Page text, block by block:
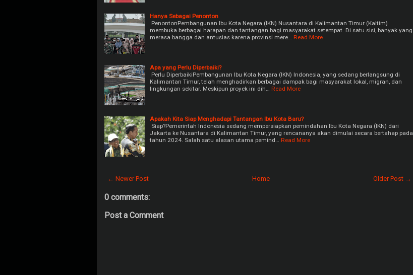
Hanya Sebagai Penonton
PenontonPembangunan Ibu Kota Negara (IKN) Nusantara di Kalimantan Timur (Kaltim)
membuka berbagai harapan dan tantangan bagi masyarakat setempat. Di satu sisi, banyak yang
merasa bangga dan antusias karena provinsi mere…
Read More
Apa yang Perlu Diperbaiki?
Perlu DiperbaikiPembangunan Ibu Kota Negara (IKN) Indonesia, yang sedang berlangsung di
Kalimantan Timur, telah menghadirkan berbagai dampak bagi masyarakat lokal, migran, dan
lingkungan sekitar. Meskipun proyek ini dih…
Read More
Apakah Kita Siap Menghadapi Tantangan Ibu Kota Baru?
Siap?Pemerintah Indonesia sedang mempersiapkan pemindahan Ibu Kota Negara (IKN) dari
Jakarta ke Nusantara di Kalimantan Timur, yang rencananya akan dimulai secara bertahap pada
tahun 2024. Salah satu alasan utama pemind…
Read More
← Newer Post Older Post →
Home
0 comments:
Post a Comment